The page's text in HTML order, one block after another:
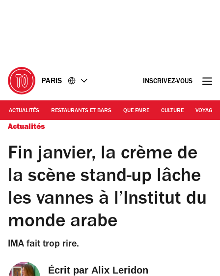
PARIS INSCRIVEZ-VOUS
ACTUALITÉS RESTAURANTS ET BARS QUE FAIRE CULTURE VOYAGE
Actualités
Fin janvier, la crème de
la scène stand-up lâche
les vannes à l’Institut du
monde arabe
IMA fait trop rire.
Écrit par Alix Leridon